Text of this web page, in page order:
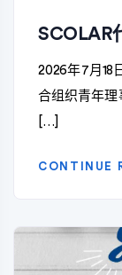
SCOLAR
2026年7月18
合组织青年理
[…]
CONTINUE